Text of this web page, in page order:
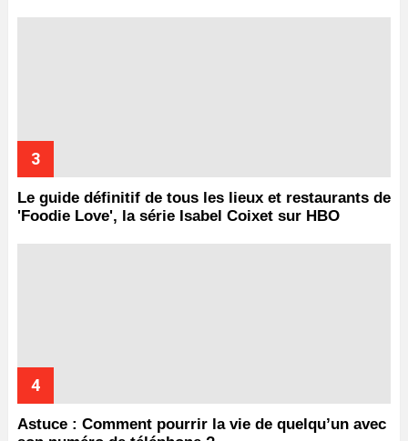
Le guide définitif de tous les lieux et restaurants de
'Foodie Love', la série Isabel Coixet sur HBO
Astuce : Comment pourrir la vie de quelqu’un avec